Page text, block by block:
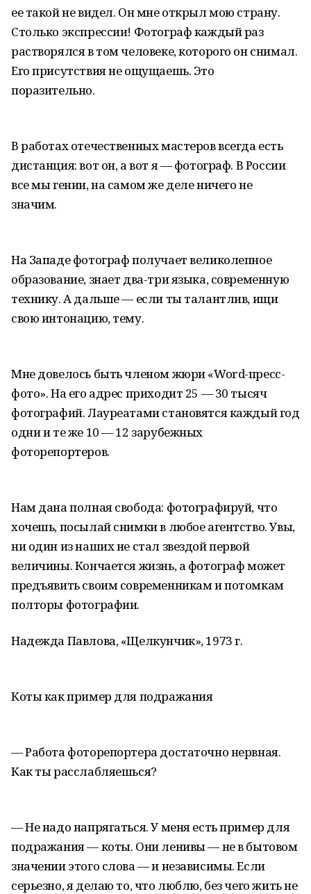
ее такой не видел. Он мне открыл мою страну.
Столько экспрессии! Фотограф каждый раз
растворялся в том человеке, которого он снимал.
Его присутствия не ощущаешь. Это
поразительно.
В работах отечественных мастеров всегда есть
дистанция: вот он, а вот я — фотограф. В России
все мы гении, на самом же деле ничего не
значим.
На Западе фотограф получает великолепное
образование, знает два-три языка, современную
технику. А дальше — если ты талантлив, ищи
свою интонацию, тему.
Мне довелось быть членом жюри «Word-пресс-
фото». На его адрес приходит 25 — 30 тысяч
фотографий. Лауреатами становятся каждый год
одни и те же 10 — 12 зарубежных
фоторепортеров.
Нам дана полная свобода: фотографируй, что
хочешь, посылай снимки в любое агентство. Увы,
ни один из наших не стал звездой первой
величины. Кончается жизнь, а фотограф может
предъявить своим современникам и потомкам
полторы фотографии.
Надежда Павлова, «Щелкунчик», 1973 г.
Коты как пример для подражания
— Работа фоторепортера достаточно нервная.
Как ты расслабляешься?
— Не надо напрягаться. У меня есть пример для
подражания — коты. Они ленивы — не в бытовом
значении этого слова — и независимы. Если
серьезно, я делаю то, что люблю, без чего жить не